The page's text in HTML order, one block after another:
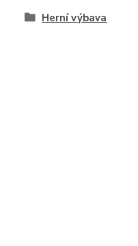
Herní výbava